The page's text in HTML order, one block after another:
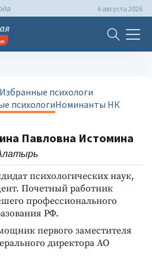
6 августа 2026
Избранные психологи
психологиНоминанты НК
Павловна Истомина
психологических наук,
Почетный работник
профессионального
РФ.
первого заместителя
директора АО